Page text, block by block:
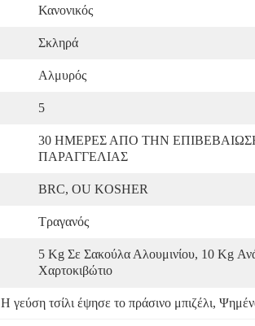
Κανονικός
Σκληρά
Αλμυρός
5
30 ΗΜΕΡΕΣ ΑΠΟ ΤΗΝ
ΠΑΡΑΓΓΕΛΙΑΣ
BRC, OU KOSHER
Τραγανός
5 Kg Σε Σακούλα Αλουμινίου, 10 Kg
Χαρτοκιβώτιο
Η γεύση τσίλι έψησε το πράσινο μπιζέλι,